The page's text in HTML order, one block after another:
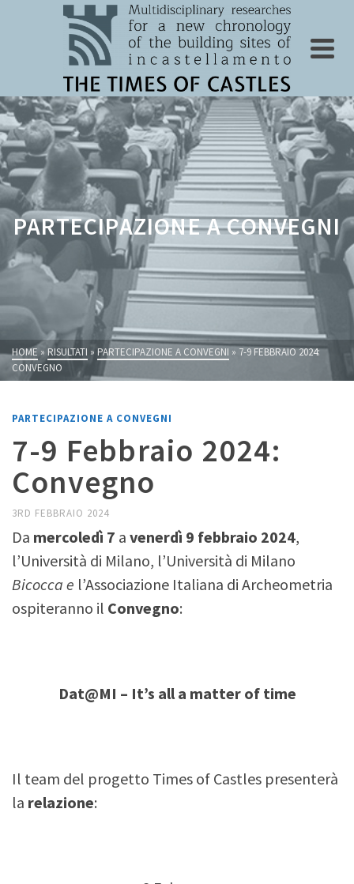
PARTECIPAZIONE A CONVEGNI
HOME » RISULTATI » PARTECIPAZIONE A CONVEGNI » 7-9 FEBBRAIO 2024:
CONVEGNO
PARTECIPAZIONE A CONVEGNI
7-9 Febbraio 2024:
Convegno
3RD FEBBRAIO 2024
Da mercoledì 7 a venerdì 9 febbraio 2024,
l’Università di Milano, l’Università di Milano
Bicocca e l’Associazione Italiana di Archeometria
ospiteranno il Convegno:
Dat@MI – It’s all a matter of time
Il team del progetto Times of Castles presenterà
la relazione: